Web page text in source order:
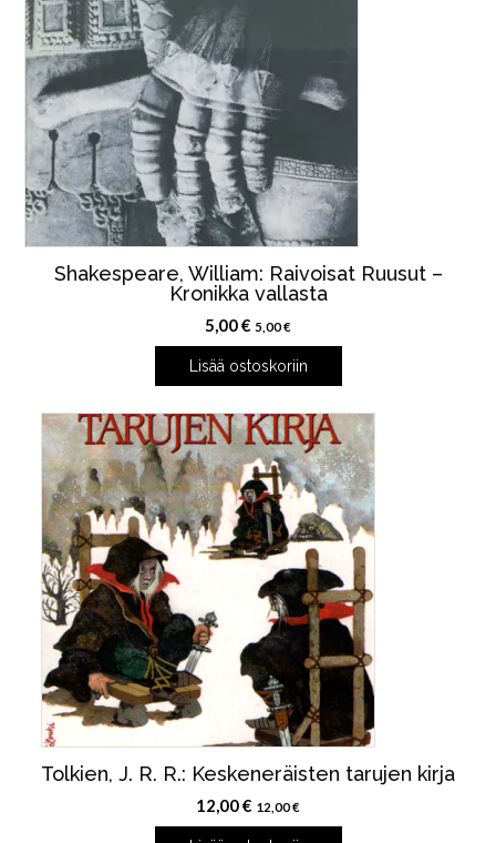
Shakespeare, William: Raivoisat Ruusut –
Kronikka vallasta
5,00€ 5,00€
Lisää ostoskoriin
Tolkien, J. R. R.: Keskeneräisten tarujen kirja
12,00€ 12,00€